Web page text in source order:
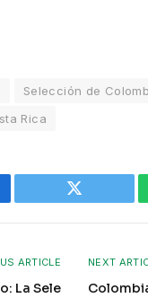
Selección de
Rica
Twitter
ARTICLE
La Sele
NEXT